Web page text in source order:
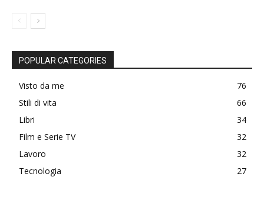
POPULAR CATEGORIES
Visto da me
76
Stili di vita
66
Libri
34
Film e Serie TV
32
Lavoro
32
Tecnologia
27